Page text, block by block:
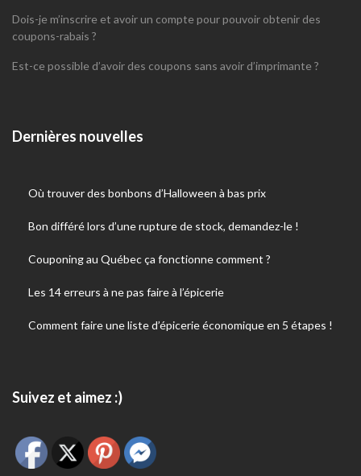
Dois-je m’inscrire et avoir un compte pour pouvoir obtenir des
coupons-rabais ?
Est-ce possible d’avoir des coupons sans avoir d’imprimante ?
Dernières nouvelles
Où trouver des bonbons d’Halloween à bas prix
Bon différé lors d’une rupture de stock, demandez-le !
Couponing au Québec ça fonctionne comment ?
Les 14 erreurs à ne pas faire à l’épicerie
Comment faire une liste d’épicerie économique en 5 étapes !
Suivez et aimez :)